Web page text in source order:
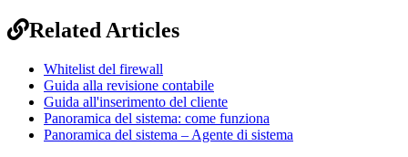
Related Articles
Whitelist del firewall
Guida alla revisione contabile
Guida all'inserimento del cliente
Panoramica del sistema: come funziona
Panoramica del sistema – Agente di sistema